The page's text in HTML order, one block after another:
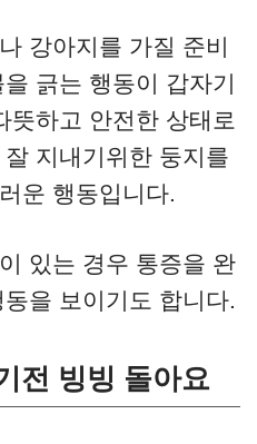
강아지를 가질 준비
긁는 행동이 갑자기
뜻하고 안전한 상태로
지내기위한 둥지를
운 행동입니다.
이 있는 경우 통증을 완
을 보이기도 합니다.
전 빙빙 돌아요